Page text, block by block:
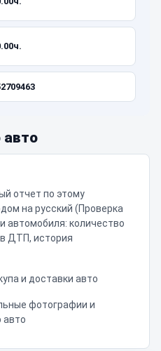
авто
отчет по этому
на русский (Проверка
автомобиля: количество
ДТП, история
и доставки авто
фотографии и
авто